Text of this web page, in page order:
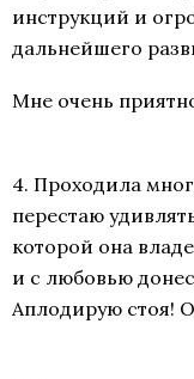
инструкций и
дальнейшего
Мне очень
4. Проходила
перестаю
которой она
и с любовью
Аплодирую стоя!